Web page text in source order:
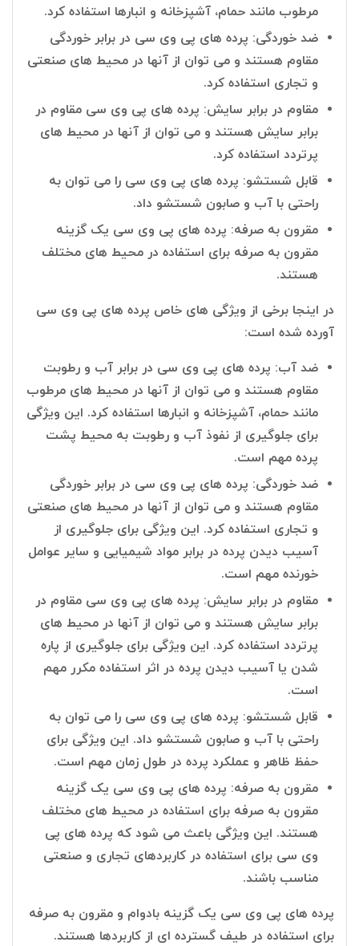
مرطوب مانند حمام، آشپزخانه و انبارها استفاده کرد.
ضد خوردگی: پرده های پی وی سی در برابر خوردگی
مقاوم هستند و می توان از آنها در محیط های صنعتی
و تجاری استفاده کرد.
مقاوم در برابر سایش: پرده های پی وی سی مقاوم در
برابر سایش هستند و می توان از آنها در محیط های
پرتردد استفاده کرد.
قابل شستشو: پرده های پی وی سی را می توان به
راحتی با آب و صابون شستشو داد.
مقرون به صرفه: پرده های پی وی سی یک گزینه
مقرون به صرفه برای استفاده در محیط های مختلف
هستند.
در اینجا برخی از ویژگی های خاص پرده های پی وی سی
آورده شده است:
ضد آب: پرده های پی وی سی در برابر آب و رطوبت
مقاوم هستند و می توان از آنها در محیط های مرطوب
مانند حمام، آشپزخانه و انبارها استفاده کرد. این ویژگی
برای جلوگیری از نفوذ آب و رطوبت به محیط پشت
پرده مهم است.
ضد خوردگی: پرده های پی وی سی در برابر خوردگی
مقاوم هستند و می توان از آنها در محیط های صنعتی
و تجاری استفاده کرد. این ویژگی برای جلوگیری از
آسیب دیدن پرده در برابر مواد شیمیایی و سایر عوامل
خورنده مهم است.
مقاوم در برابر سایش: پرده های پی وی سی مقاوم در
برابر سایش هستند و می توان از آنها در محیط های
پرتردد استفاده کرد. این ویژگی برای جلوگیری از پاره
شدن یا آسیب دیدن پرده در اثر استفاده مکرر مهم
است.
قابل شستشو: پرده های پی وی سی را می توان به
راحتی با آب و صابون شستشو داد. این ویژگی برای
حفظ ظاهر و عملکرد پرده در طول زمان مهم است.
مقرون به صرفه: پرده های پی وی سی یک گزینه
مقرون به صرفه برای استفاده در محیط های مختلف
هستند. این ویژگی باعث می شود که پرده های پی
وی سی برای استفاده در کاربردهای تجاری و صنعتی
مناسب باشند.
پرده های پی وی سی یک گزینه بادوام و مقرون به صرفه
برای استفاده در طیف گسترده ای از کاربردها هستند.